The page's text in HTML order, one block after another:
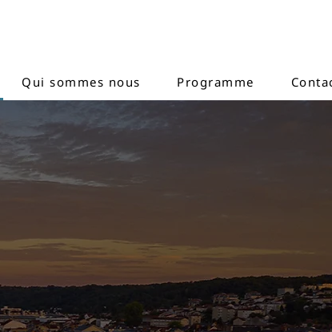
Qui sommes nous Programme